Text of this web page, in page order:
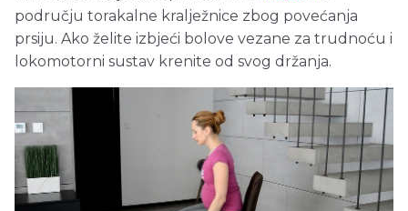
području torakalne kralježnice zbog povećanja
prsiju. Ako želite izbjeći bolove vezane za trudnoću i
lokomotorni sustav krenite od svog držanja.